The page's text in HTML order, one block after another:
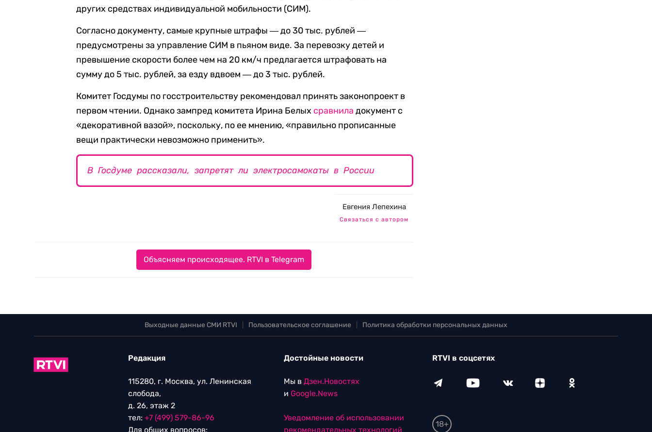
других средствах индивидуальной мобильности (СИМ).
Согласно документу, самые крупные штрафы ― до 30 тыс. рублей ―
предусмотрены за управление СИМ в пьяном виде. За перевозку детей и
превышение скорости более чем на 20 км/ч предлагается штрафовать на
сумму до 5 тыс. рублей, за езду вдвоем ― до 3 тыс. рублей.
Комитет Госдумы по госстроительству рекомендовал принять законопроект в
первом чтении. Однако зампред комитета Ирина Белых сравнила документ с
«декоративной вазой», поскольку, по ее мнению, «правильно прописанные
вещи практически невозможно применить».
В Госдуме рассказали, запретят ли электросамокаты в России
Евгения Лепехина
Связаться с автором
Объясняем происходящее. RTVI в Telegram
Выходные данные СМИ RTVI Пользовательское соглашение Политика обработки персональных данных
Редакция
115280, г. Москва, ул. Ленинская
слобода,
д. 26, этаж 2
тел: +7 (499) 579-86-96
Для общих вопросов:
Достойные новости
Мы в Дзен.Новостях
и Google.News
Уведомление об использовании
рекомендательных технологий
RTVI в соцсетях
18+